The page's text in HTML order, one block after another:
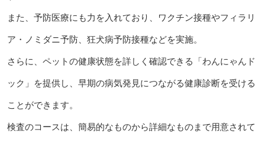
また、予防医療にも力を入れており、ワクチン接種やフィラリ
ア・ノミダニ予防、狂犬病予防接種などを実施。
さらに、ペットの健康状態を詳しく確認できる「わんにゃんド
ック」を提供し、早期の病気発見につながる健康診断を受ける
ことができます。
検査のコースは、簡易的なものから詳細なものまで用意されて